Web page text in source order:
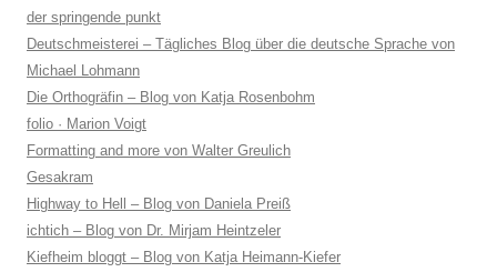
der springende punkt
Deutschmeisterei – Tägliches Blog über die deutsche Sprache von
Michael Lohmann
Die Orthogräfin – Blog von Katja Rosenbohm
folio · Marion Voigt
Formatting and more von Walter Greulich
Gesakram
Highway to Hell – Blog von Daniela Preiß
ichtich – Blog von Dr. Mirjam Heintzeler
Kiefheim bloggt – Blog von Katja Heimann-Kiefer